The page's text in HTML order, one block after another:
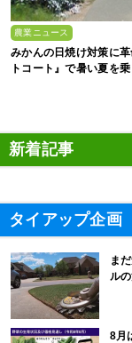
農業ニュース
みかんの日焼け対策に
トコート』で暑い夏を
新着記事
タイアップ企画
ま
ル
8月